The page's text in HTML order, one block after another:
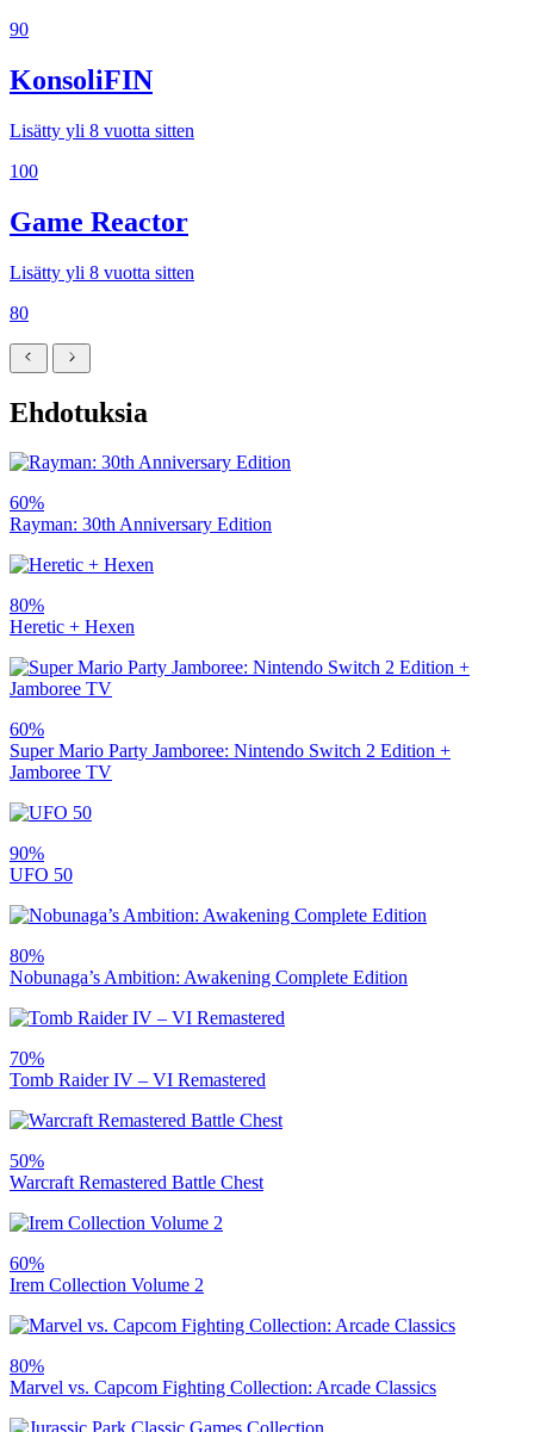
90
KonsoliFIN
Lisätty yli 8 vuotta sitten
100
Game Reactor
Lisätty yli 8 vuotta sitten
80
Ehdotuksia
60%
Rayman: 30th Anniversary Edition
80%
Heretic + Hexen
60%
Super Mario Party Jamboree: Nintendo Switch 2 Edition +
Jamboree TV
90%
UFO 50
80%
Nobunaga’s Ambition: Awakening Complete Edition
70%
Tomb Raider IV – VI Remastered
50%
Warcraft Remastered Battle Chest
60%
Irem Collection Volume 2
80%
Marvel vs. Capcom Fighting Collection: Arcade Classics